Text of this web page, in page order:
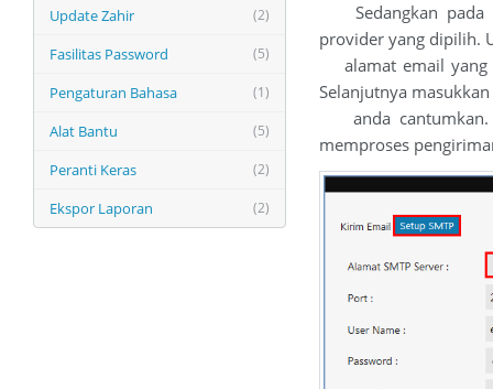
(2)
Update Zahir
(5)
Fasilitas Password
(1)
Pengaturan Bahasa
(5)
Alat Bantu
(2)
Peranti Keras
(2)
Ekspor Laporan
Sedangkan
provider yang dipilih.
alamat email yang
Selanjutnya masukkan
anda cantumkan.
memproses